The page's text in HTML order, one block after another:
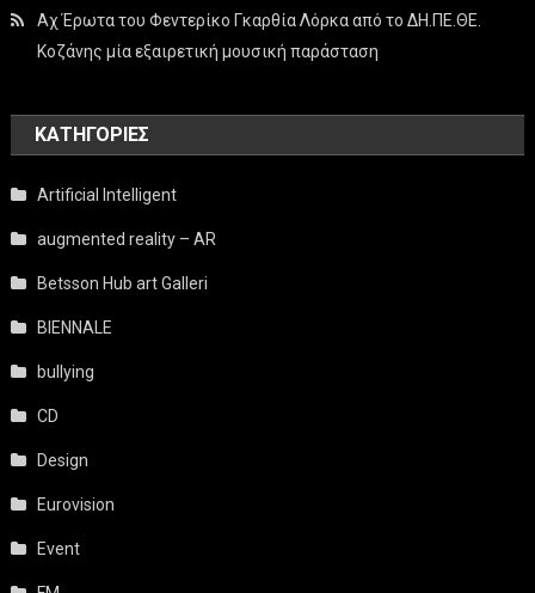
Αχ Έρωτα του Φεντερίκο Γκαρθία Λόρκα από το ΔΗ.ΠΕ.ΘΕ.
Κοζάνης μία εξαιρετική μουσική παράσταση
KΑΤΗΓΟΡΊΕΣ
Artificial Intelligent
augmented reality – AR
Betsson Hub art Galleri
BIENNALE
bullying
CD
Design
Eurovision
Event